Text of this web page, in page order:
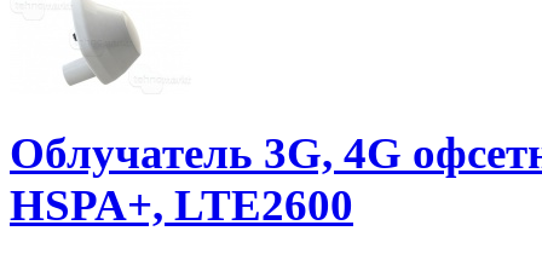
Облучатель 3G, 4G
HSPA+, LTE2600